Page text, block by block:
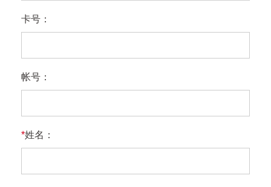
卡号：
帐号：
*姓名：